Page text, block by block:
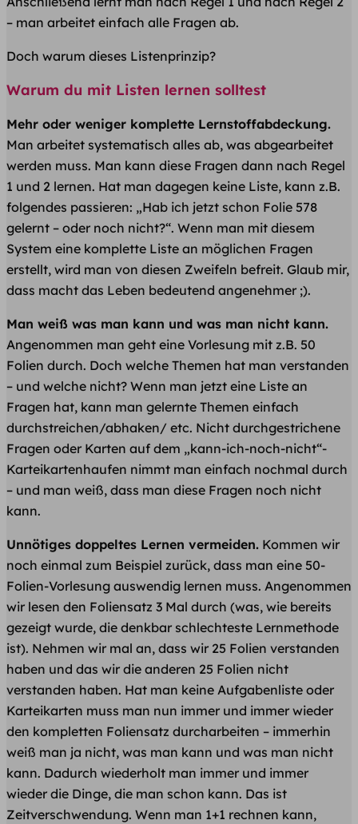
– man arbeitet einfach alle Fragen ab.
Doch warum dieses Listenprinzip?
Warum du mit Listen lernen solltest
Mehr oder weniger komplette Lernstoffabdeckung.
Man arbeitet systematisch alles ab, was abgearbeitet
werden muss. Man kann diese Fragen dann nach Regel
1 und 2 lernen. Hat man dagegen keine Liste, kann z.B.
folgendes passieren: „Hab ich jetzt schon Folie 578
gelernt – oder noch nicht?“. Wenn man mit diesem
System eine komplette Liste an möglichen Fragen
erstellt, wird man von diesen Zweifeln befreit. Glaub mir,
dass macht das Leben bedeutend angenehmer ;).
Man weiß was man kann und was man nicht kann.
Angenommen man geht eine Vorlesung mit z.B. 50
Folien durch. Doch welche Themen hat man verstanden
– und welche nicht? Wenn man jetzt eine Liste an
Fragen hat, kann man gelernte Themen einfach
durchstreichen/abhaken/ etc. Nicht durchgestrichene
Fragen oder Karten auf dem „kann-ich-noch-nicht“-
Karteikartenhaufen nimmt man einfach nochmal durch
– und man weiß, dass man diese Fragen noch nicht
kann.
Unnötiges doppeltes Lernen vermeiden. Kommen wir
noch einmal zum Beispiel zurück, dass man eine 50-
Folien-Vorlesung auswendig lernen muss. Angenommen
wir lesen den Foliensatz 3 Mal durch (was, wie bereits
gezeigt wurde, die denkbar schlechteste Lernmethode
ist). Nehmen wir mal an, dass wir 25 Folien verstanden
haben und das wir die anderen 25 Folien nicht
verstanden haben. Hat man keine Aufgabenliste oder
Karteikarten muss man nun immer und immer wieder
den kompletten Foliensatz durcharbeiten – immerhin
weiß man ja nicht, was man kann und was man nicht
kann. Dadurch wiederholt man immer und immer
wieder die Dinge, die man schon kann. Das ist
Zeitverschwendung. Wenn man 1+1 rechnen kann,